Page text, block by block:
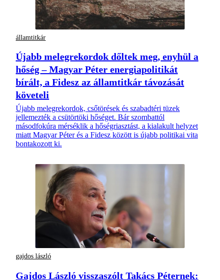
államtitkár
Újabb melegrekordok dőltek meg, enyhül a
hőség – Magyar Péter energiapolitikát
bírált, a Fidesz az államtitkár távozását
követeli
Újabb melegrekordok, csőtörések és szabadtéri tüzek
jellemezték a csütörtöki hőséget. Bár szombattól
másodfokúra mérséklik a hőségriasztást, a kialakult helyzet
miatt Magyar Péter és a Fidesz között is újabb politikai vita
bontakozott ki.
gajdos lászló
Gajdos László visszaszólt Takács Péternek: